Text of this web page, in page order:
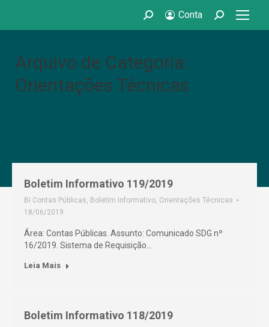
Search: Conta Search:
Arquivo de Categoria:
Orientações Técnicas
Boletim Informativo 119/2019
BI Contas Públicas, Boletim Informativo, Orientações Técnicas
18/06/2019
Área: Contas Públicas. Assunto: Comunicado SDG nº
16/2019. Sistema de Requisição…
Leia Mais
Boletim Informativo 118/2019